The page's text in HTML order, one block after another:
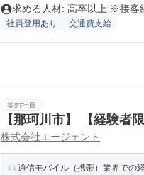
求める人材: 高卒以上 ※接客
社員登用あり 交通費支給
契約社員
【那珂川市】 【経験者
リスト(イベントや店頭
株式会社エージェント
通信モバイル（携帯）業界での